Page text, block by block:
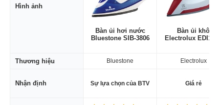
Hình ảnh
Bàn ủi hơi nước
Bluestone SIB-3806
Bàn ủi khô
Electrolux
Thương hiệu Bluestone Electrolux
Nhận định Sự lựa chọn của BTV Giá rẻ